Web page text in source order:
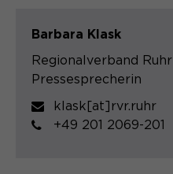
Barbara Klask
Regionalverband Ruhr
Pressesprecherin
klask[at]rvr.ruhr
+49 201 2069-201